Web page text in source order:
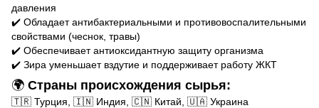
давления
✔️ Обладает антибактериальными и противовоспалительными
свойствами (чеснок, травы)
✔️ Обеспечивает антиоксидантную защиту организма
✔️ Зира уменьшает вздутие и поддерживает работу ЖКТ
🌍 Страны происхождения сырья:
🇹🇷 Турция, 🇮🇳 Индия, 🇨🇳 Китай, 🇺🇦 Украина